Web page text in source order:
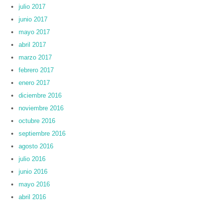
julio 2017
junio 2017
mayo 2017
abril 2017
marzo 2017
febrero 2017
enero 2017
diciembre 2016
noviembre 2016
octubre 2016
septiembre 2016
agosto 2016
julio 2016
junio 2016
mayo 2016
abril 2016